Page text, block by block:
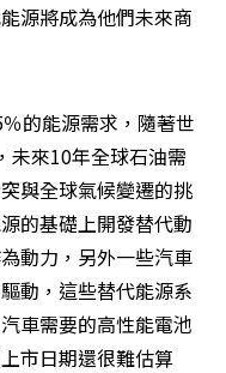
源將成為他們未來商
的能源需求，隨著世
未來10年全球石油需
與全球氣候變遷的挑
的基礎上開發替代動
動力，另外一些汽車
動，這些替代能源系
車需要的高性能電池
市日期還很難估算